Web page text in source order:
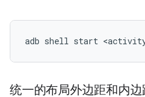
统一的布局外边距和内边